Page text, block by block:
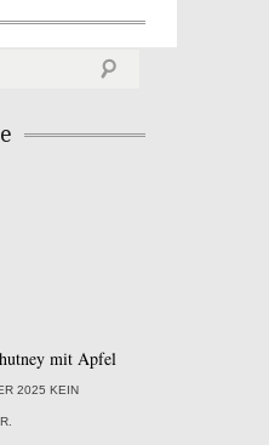
mit Apfel
2025 KEIN